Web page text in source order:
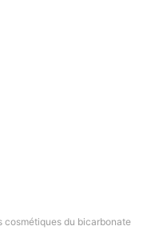
cosmétiques du bicarbonate